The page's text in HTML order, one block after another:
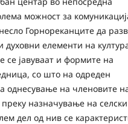
можност за
Горнореканците да
духовни елементи на
се јавуваат и формите на
со што на одреден
однесување на членовите
назначување на селски
дел од нив се